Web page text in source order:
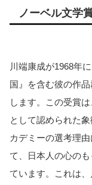
ノーベル文学
川端康成が1968年
国』を含む彼の作
します。この受賞
として認められた
カデミーの選考理
て、日本人の心の
ています。これは